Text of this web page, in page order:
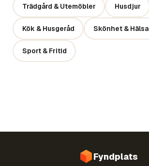
Trädgård & Utemöbler Husdjur
Kök & Husgeråd Skönhet & Hälsa
Sport & Fritid
Fyndplats